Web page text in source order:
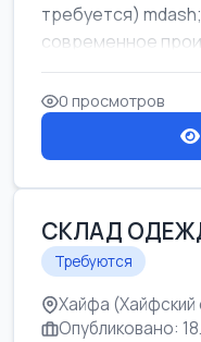
требуется)
современное
mda...
0 просмотров
СКЛАД
Требуются
Хайфа (Хайфский
Опубликовано: